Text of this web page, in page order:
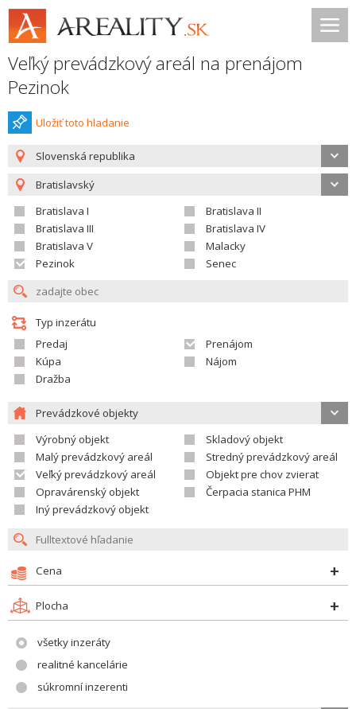
Veľký prevádzkový areál na prenájom
Pezinok
Uložiť toto hladanie
Slovenská republika
Bratislavský
Bratislava I
Bratislava II
Bratislava III
Bratislava IV
Bratislava V
Malacky
Pezinok
Senec
Typ inzerátu
Predaj
Prenájom
Kúpa
Nájom
Dražba
Prevádzkové objekty
Výrobný objekt
Skladový objekt
Malý prevádzkový areál
Stredný prevádzkový areál
Veľký prevádzkový areál
Objekt pre chov zvierat
Opravárenský objekt
Čerpacia stanica PHM
Iný prevádzkový objekt
Cena
Plocha
všetky inzeráty
realitné kancelárie
súkromní inzerenti